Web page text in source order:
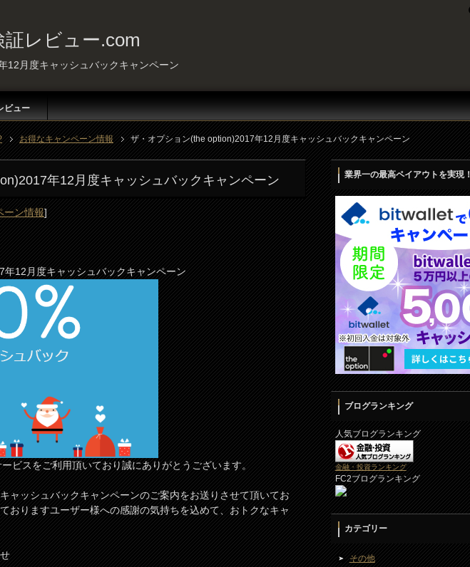
レビュー.com
12月度キャッシュバックキャンペーン
ビュー
お得なキャンペーン情報 ザ・オプション(the option)2017年12月度キャッシュバックキャンペーン
年12月度キャッシュバックキャンペーン
ーン情報]
12月度キャッシュバックキャンペーン
ビスをご利用頂いており誠にありがとうございます。
ャッシュバックキャンペーンのご案内をお送りさせて頂いてお
おりますユーザー様への感謝の気持ちを込めて、おトクなキャ
業界一の最高ペイアウトを実現！
ブログランキング
人気ブログランキング
金融・投資ランキング
FC2ブログランキング
カテゴリー
その他